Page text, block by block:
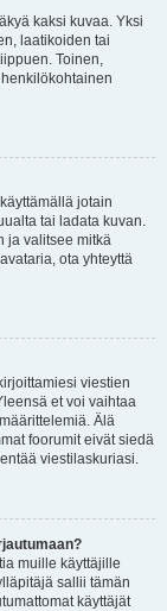
kaksi kuvaa. Yksi
laatikoiden tai
Toinen,
jotain
tai ladata kuvan.
ja valitsee mitkä
ota yhteyttä
viestien
et voi vaihtaa
Älä
foorumit eivät siedä
viestilaskuriasi.
muille käyttäjille
sallii tämän
käyttäjät